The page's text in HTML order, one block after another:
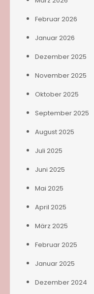
Februar 2026
Januar 2026
Dezember 2025
November 2025
Oktober 2025
September 2025
August 2025
Juli 2025
Juni 2025
Mai 2025
April 2025
März 2025
Februar 2025
Januar 2025
Dezember 2024